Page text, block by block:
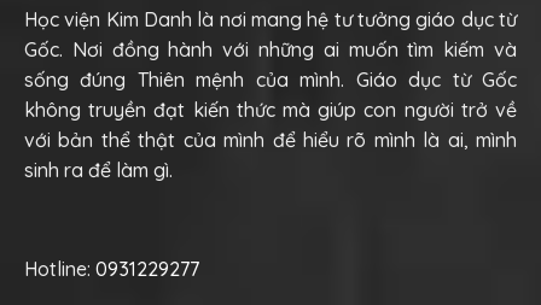
Học viện Kim Danh là nơi mang hệ tư tưởng giáo dục từ
Gốc. Nơi đồng hành với những ai muốn tìm kiếm và
sống đúng Thiên mệnh của mình. Giáo dục từ Gốc
không truyền đạt kiến thức mà giúp con người trở về
với bản thể thật của mình để hiểu rõ mình là ai, mình
sinh ra để làm gì.
Hotline: 0931229277